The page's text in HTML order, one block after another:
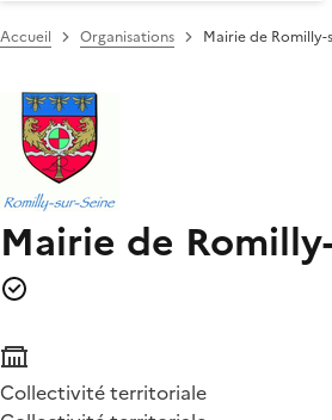
Accueil Organisations Mairie de Romilly-
Mairie de
Collectivité territoriale